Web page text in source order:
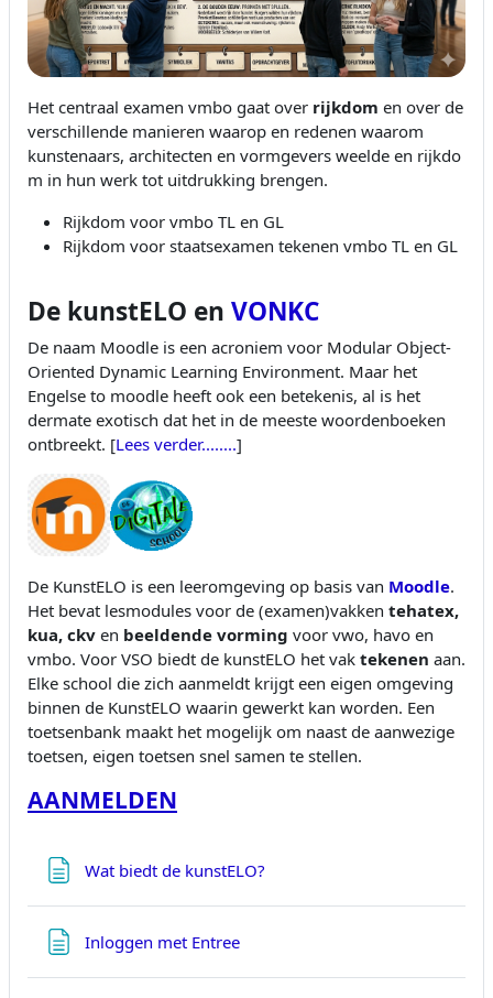
Het centraal examen vmbo gaat over rijkdom en over de
verschillende manieren waarop en redenen waarom
kunstenaars, architecten en vormgevers weelde en rijkdo
m in hun werk tot uitdrukking brengen.
Rijkdom voor vmbo TL en GL
Rijkdom voor staatsexamen tekenen vmbo TL en GL
De kunstELO en VONKC
De naam Moodle is een acroniem voor Modular Object-
Oriented Dynamic Learning Environment. Maar het
Engelse to moodle heeft ook een betekenis, al is het
dermate exotisch dat het in de meeste woordenboeken
ontbreekt. [Lees verder........]
De KunstELO is een leeromgeving op basis van Moodle.
Het bevat lesmodules voor de (examen)vakken tehatex,
kua, ckv en beeldende vorming voor vwo, havo en
vmbo. Voor VSO biedt de kunstELO het vak tekenen aan.
Elke school die zich aanmeldt krijgt een eigen omgeving
binnen de KunstELO waarin gewerkt kan worden. Een
toetsenbank maakt het mogelijk om naast de aanwezige
toetsen, eigen toetsen snel samen te stellen.
AANMELDEN
Wat biedt de kunstELO?
Inloggen met EntreePagina